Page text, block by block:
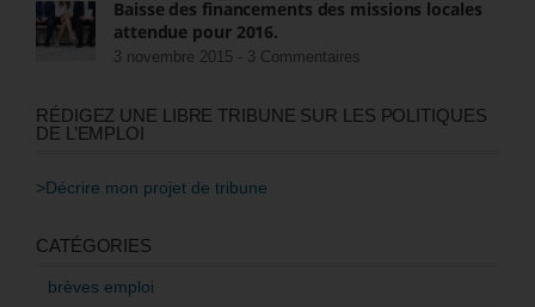
Baisse des financements des missions locales
attendue pour 2016.
3 novembre 2015 - 3 Commentaires
RÉDIGEZ UNE LIBRE TRIBUNE SUR LES POLITIQUES
DE L’EMPLOI
>Décrire mon projet de tribune
CATÉGORIES
brèves emploi